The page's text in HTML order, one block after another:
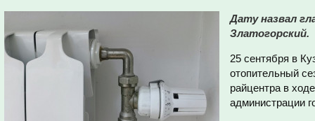
Дату назвал
Златогорский.
25 сентября в
отопительный
райцентра в
администрации